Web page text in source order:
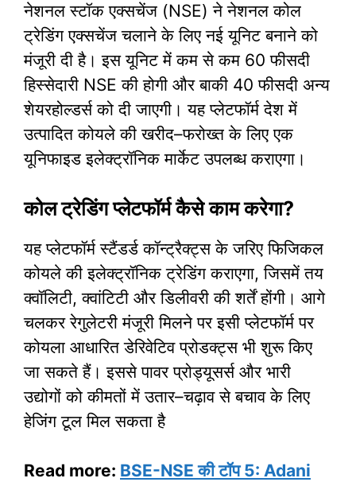
नेशनल स्टॉक एक्सचेंज (NSE) ने नेशनल कोल
ट्रेडिंग एक्सचेंज चलाने के लिए नई यूनिट बनाने को
मंजूरी दी है। इस यूनिट में कम से कम 60 फीसदी
हिस्सेदारी NSE की होगी और बाकी 40 फीसदी अन्य
शेयरहोल्डर्स को दी जाएगी। यह प्लेटफॉर्म देश में
उत्पादित कोयले की खरीद–फरोख्त के लिए एक
यूनिफाइड इलेक्ट्रॉनिक मार्केट उपलब्ध कराएगा।
कोल ट्रेडिंग प्लेटफॉर्म कैसे काम करेगा?
यह प्लेटफॉर्म स्टैंडर्ड कॉन्ट्रैक्ट्स के जरिए फिजिकल
कोयले की इलेक्ट्रॉनिक ट्रेडिंग कराएगा, जिसमें तय
क्वॉलिटी, क्वांटिटी और डिलीवरी की शर्तें होंगी। आगे
चलकर रेगुलेटरी मंजूरी मिलने पर इसी प्लेटफॉर्म पर
कोयला आधारित डेरिवेटिव प्रोडक्ट्स भी शुरू किए
जा सकते हैं। इससे पावर प्रोड्यूसर्स और भारी
उद्योगों को कीमतों में उतार–चढ़ाव से बचाव के लिए
हेजिंग टूल मिल सकता है
Read more: BSE-NSE की टॉप 5: Adani